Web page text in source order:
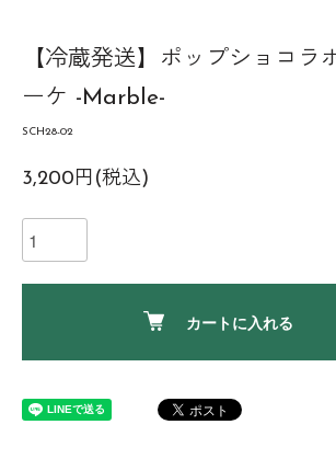
【冷蔵発送】ポップショコラ
ーケ -Marble-
SCH28-02
3,200円(税込)
カートに入れる